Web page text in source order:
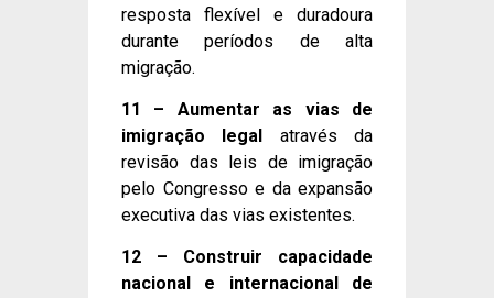
resposta flexível e duradoura
durante períodos de alta
migração.
11 – Aumentar as vias de
imigração legal através da
revisão das leis de imigração
pelo Congresso e da expansão
executiva das vias existentes.
12 – Construir capacidade
nacional e internacional de